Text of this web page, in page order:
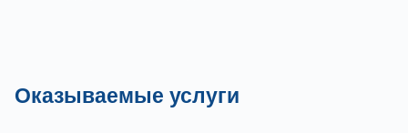
Оказываемые услуги